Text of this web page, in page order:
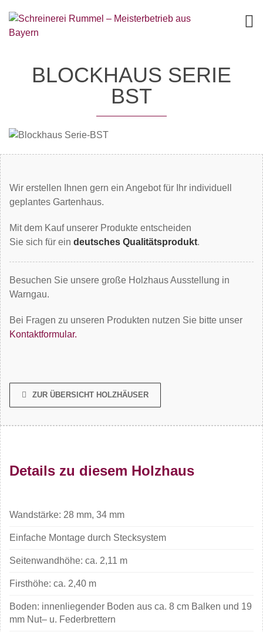
BLOCKHAUS SERIE
BST
Wir erstellen Ihnen gern ein Angebot für Ihr individuell
geplantes Gartenhaus.
Mit dem Kauf unserer Produkte entscheiden
Sie sich für ein deutsches Qualitätsprodukt.
Besuchen Sie unsere große Holzhaus Ausstellung in
Warngau.
Bei Fragen zu unseren Produkten nutzen Sie bitte unser
Kontaktformular.
ZUR ÜBERSICHT HOLZHÄUSER
Details zu diesem Holzhaus
Wandstärke: 28 mm, 34 mm
Einfache Montage durch Stecksystem
Seitenwandhöhe: ca. 2,11 m
Firsthöhe: ca. 2,40 m
Boden: innenliegender Boden aus ca. 8 cm Balken und 19
mm Nut– u. Federbrettern